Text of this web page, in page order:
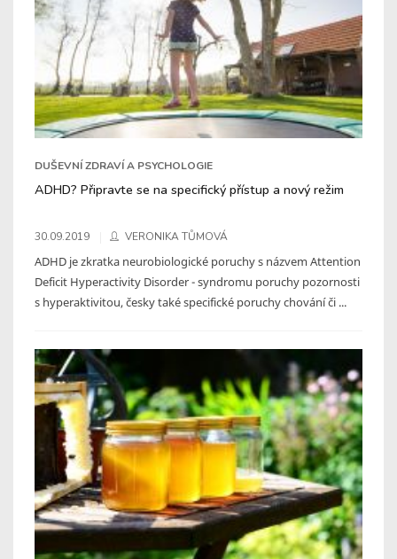
DUŠEVNÍ ZDRAVÍ A PSYCHOLOGIE
ADHD? Připravte se na specifický přístup a nový režim
30.09.2019 VERONIKA TŮMOVÁ
ADHD je zkratka neurobiologické poruchy s názvem Attention
Deficit Hyperactivity Disorder - syndromu poruchy pozornosti
s hyperaktivitou, česky také specifické poruchy chování či ...